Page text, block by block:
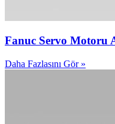
Fanuc Servo Motoru
Daha Fazlasını Gör »